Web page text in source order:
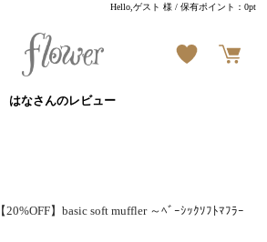
Hello,ゲスト 様 / 保有ポイント：0pt
はなさんのレビュー
【20%OFF】basic soft muffler ～ﾍﾞｰｼｯｸｿﾌﾄﾏﾌﾗｰ